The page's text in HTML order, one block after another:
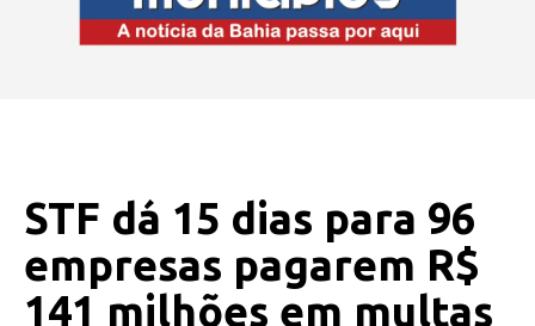
STF dá 15 dias para 96
empresas pagarem R$
141 milhões em multas